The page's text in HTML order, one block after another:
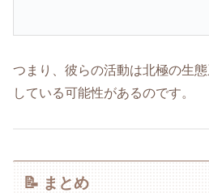
つまり、彼らの活動は北極の生
している可能性があるのです。
📝 まとめ